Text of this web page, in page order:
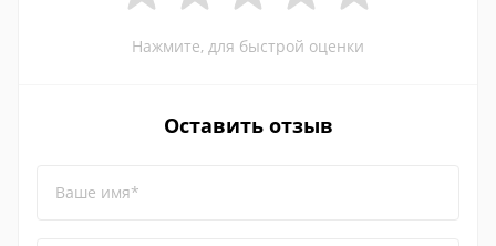
Нажмите, для быстрой оценки
Оставить отзыв
Ваше имя*